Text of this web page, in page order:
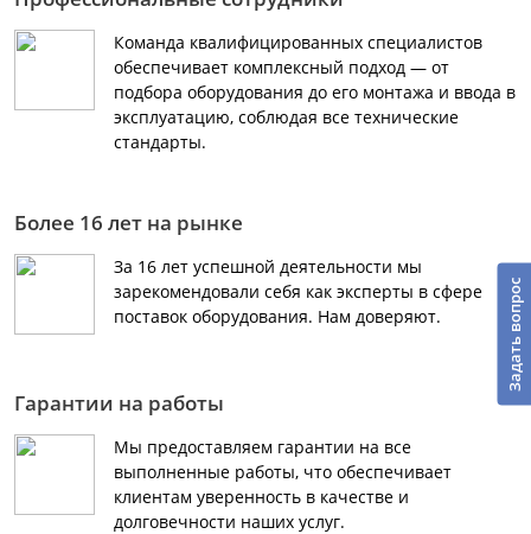
Команда квалифицированных специалистов
обеспечивает комплексный подход — от
подбора оборудования до его монтажа и ввода в
эксплуатацию, соблюдая все технические
стандарты.
Более 16 лет на рынке
За 16 лет успешной деятельности мы
зарекомендовали себя как эксперты в сфере
поставок оборудования. Нам доверяют.
Гарантии на работы
Мы предоставляем гарантии на все
выполненные работы, что обеспечивает
клиентам уверенность в качестве и
долговечности наших услуг.
Задать вопрос